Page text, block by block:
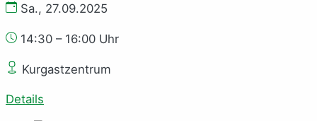
Sa., 27.09.2025
14:30 – 16:00 Uhr
Kurgastzentrum
Details